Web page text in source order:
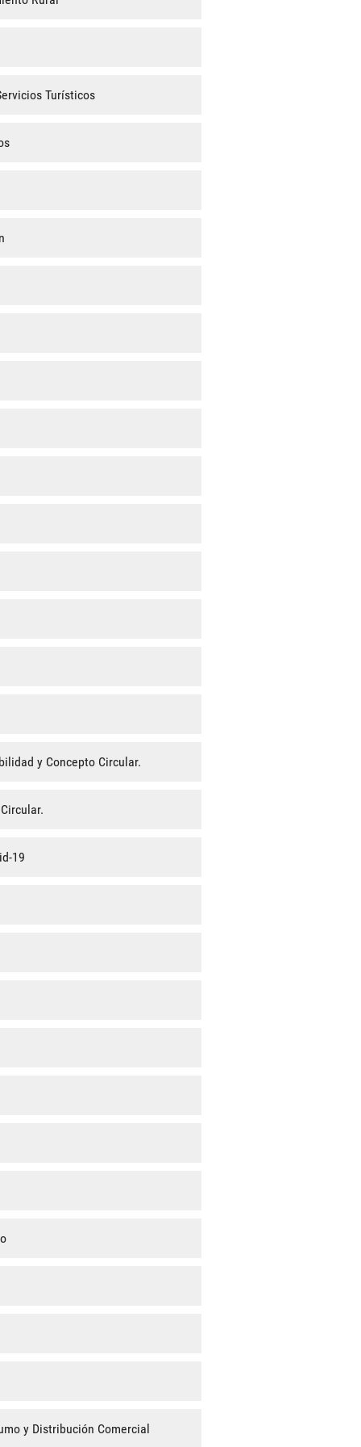
Turísticos
y Concepto Circular.
19
y Distribución Comercial